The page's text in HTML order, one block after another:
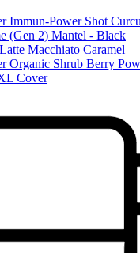
Immun-Power Shot
(Gen 2) Mantel - Black
Macchiato Caramel
Organic Shrub Berry
Cover